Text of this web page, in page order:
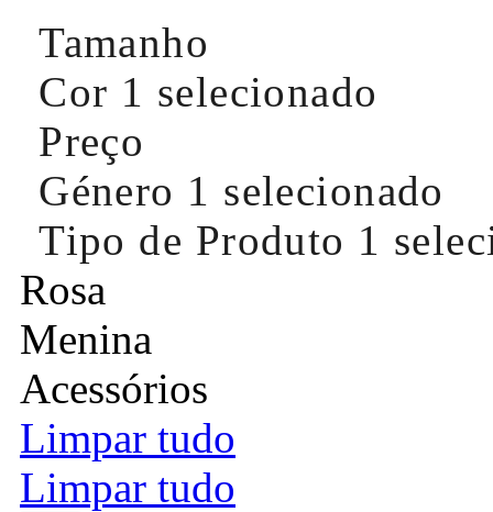
Tamanho
Cor 1 selecionado
Preço
Género 1 selecionado
Tipo de Produto 1
Rosa
Menina
Acessórios
Limpar tudo
Limpar tudo